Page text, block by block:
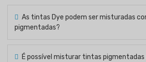
As tintas Dye podem ser misturadas
pigmentadas?
É possível misturar tintas